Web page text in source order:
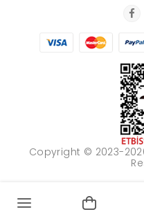
Copyright © 2023-